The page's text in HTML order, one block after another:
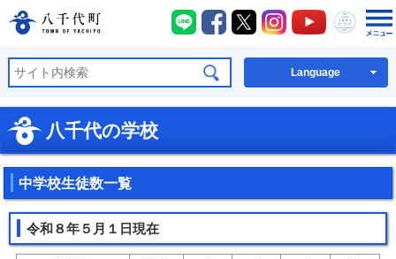
八千代町公式ホームページ
八千代町LINE
八千代町Facebook
八千代町X八千代町Instagram
八千代町
八千
Language
八千代の学校
中学校生徒数一覧
令和８年５月１日現在